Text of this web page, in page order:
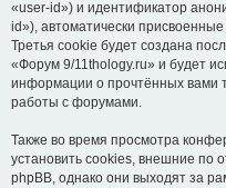
«user-id») и идентификатор
id»), автоматически
Третья cookie будет создана
«Форум 9/11thology.ru» и будет
информации о прочтённых вами
работы с форумами.
Также во время просмотра
установить cookies, внешние по
phpBB, однако они выходят за